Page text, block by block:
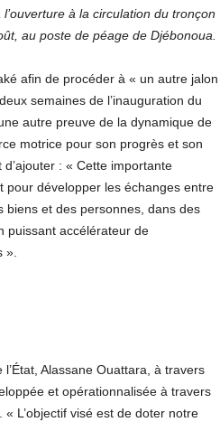
à la circulation du tronçon
au poste de péage de Djébonoua.
afin de procéder à « un autre jalon
semaines de l’inauguration du
autre preuve de la dynamique de
motrice pour son progrès et son
: « Cette importante
pour développer les échanges entre
biens et des personnes, dans des
puissant accélérateur de
».
Alassane Ouattara, à travers
et opérationnalisée à travers
L’objectif visé est de doter notre